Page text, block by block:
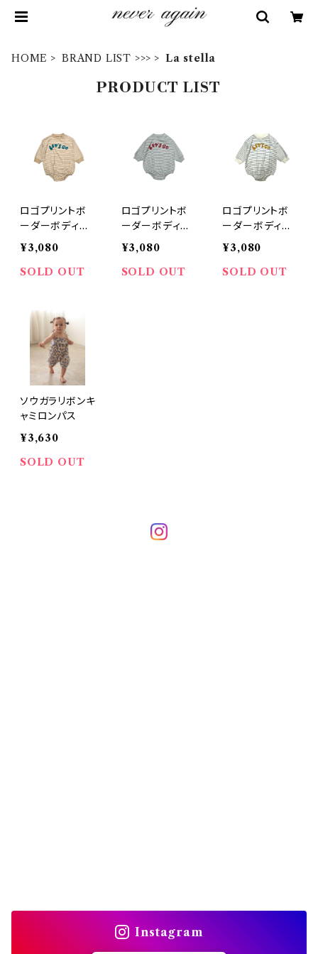
HOME BRAND LIST >>> La stella
PRODUCT LIST
ロゴプリントボ
ーダーボディシ
ャツ ベージュ
¥3,080
SOLD OUT
ロゴプリントボ
ーダーボディシ
ャツ グレー
¥3,080
SOLD OUT
ロゴプリントボ
ーダーボディシ
ャツ キナリ
¥3,080
SOLD OUT
ソウガラリボンキ
ャミロンパス
¥3,630
SOLD OUT
Instagram